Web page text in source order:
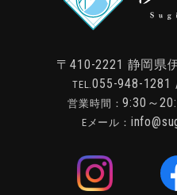
〒410-2221 静岡県
TEL.055-948-1281
営業時間：9:30～
Eメール：